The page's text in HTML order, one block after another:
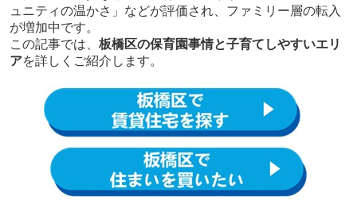
ュニティの温かさ」などが評価され、ファミリー層の転入
が増加中です。
この記事では、 板橋区の保育園事情と子育てしやすいエリ
アを詳しくご紹介します。